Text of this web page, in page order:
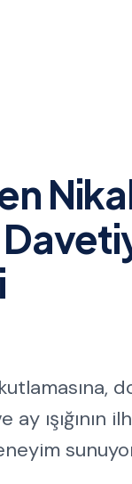
ay
deneyim